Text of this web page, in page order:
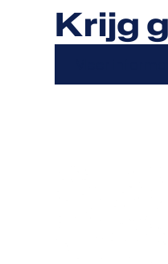
Krijg